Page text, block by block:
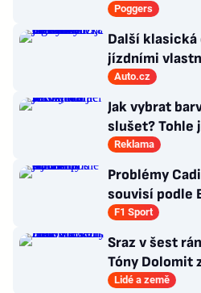
Poggers
Další
jízdními
znovu využije
Auto.cz
Jak vybrat
slušet? Tohle
Reklama
Problémy
souvisí podle
chlazením
F1 Sport
Sraz v šest
Tóny Dolomit
3000 metrech
Lidé a země